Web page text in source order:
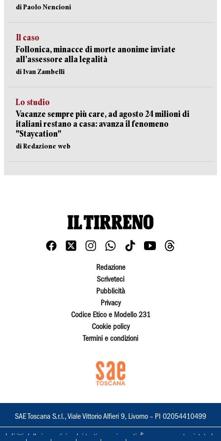
di Paolo Nencioni
Il caso
Follonica, minacce di morte anonime inviate
all’assessore alla legalità
di Ivan Zambelli
Lo studio
Vacanze sempre più care, ad agosto 24 milioni di
italiani restano a casa: avanza il fenomeno
"Staycation"
di Redazione web
Redazione
Scriveteci
Pubblicità
Privacy
Codice Etico e Modello 231
Cookie policy
Termini e condizioni
SAE Toscana S.r.l., Viale Vittorio Alfieri 9, Livorno – PI 02054410499
I diritti delle immagini e dei testi sono riservati. È espressamente vietata la